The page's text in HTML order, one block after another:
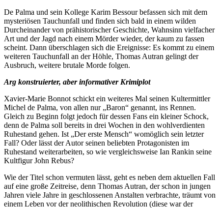
De Palma und sein Kollege Karim Bessour befassen sich mit dem
mysteriösen Tauchunfall und finden sich bald in einem wilden
Durcheinander von prähistorischer Geschichte, Wahnsinn vielfacher
Art und der Jagd nach einem Mörder wieder, der kaum zu fassen
scheint. Dann überschlagen sich die Ereignisse: Es kommt zu einem
weiteren Tauchunfall an der Höhle, Thomas Autran gelingt der
Ausbruch, weitere brutale Morde folgen.
Arg konstruierter, aber informativer Krimiplot
Xavier-Marie Bonnot schickt ein weiteres Mal seinen Kultermittler
Michel de Palma, von allen nur „Baron“ genannt, ins Rennen.
Gleich zu Beginn folgt jedoch für dessen Fans ein kleiner Schock,
denn de Palma soll bereits in drei Wochen in den wohlverdienten
Ruhestand gehen. Ist „Der erste Mensch“ womöglich sein letzter
Fall? Oder lässt der Autor seinen beliebten Protagonisten im
Ruhestand weiterarbeiten, so wie vergleichsweise Ian Rankin seine
Kultfigur John Rebus?
Wie der Titel schon vermuten lässt, geht es neben dem aktuellen Fall
auf eine große Zeitreise, denn Thomas Autran, der schon in jungen
Jahren viele Jahre in geschlossenen Anstalten verbrachte, träumt von
einem Leben vor der neolithischen Revolution (diese war der